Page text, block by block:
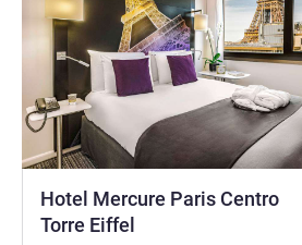
Hotel Mercure Paris Centro
Torre Eiffel